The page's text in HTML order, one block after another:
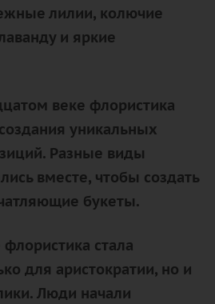
лилии, колючие
и яркие
веке флористика
уникальных
Разные виды
вместе, чтобы создать
букеты.
стала
для аристократии, но и
Люди начали